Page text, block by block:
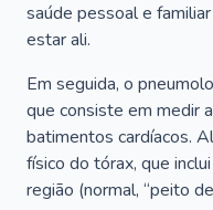
saúde pessoal e
estar ali.
Em seguida, o
que consiste em medir
batimentos cardíacos.
físico do tórax, que
região (normal, “peito